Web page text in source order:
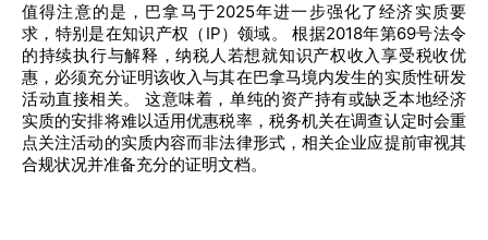
值得注意的是，巴拿马于2025年进一步强化了经济实质要
求，特别是在知识产权（IP）领域。 根据2018年第69号法令
的持续执行与解释，纳税人若想就知识产权收入享受税收优
惠，必须充分证明该收入与其在巴拿马境内发生的实质性研发
活动直接相关。 这意味着，单纯的资产持有或缺乏本地经济
实质的安排将难以适用优惠税率，税务机关在调查认定时会重
点关注活动的实质内容而非法律形式，相关企业应提前审视其
合规状况并准备充分的证明文档。